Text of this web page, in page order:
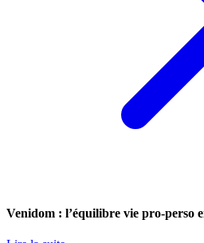
Venidom : l’équilibre vie pro-perso